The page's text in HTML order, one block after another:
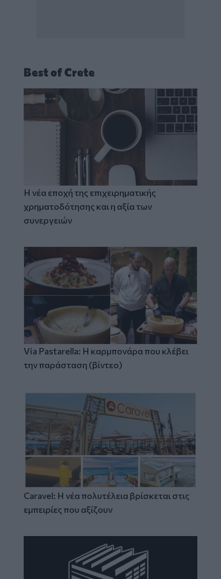
Best of Crete
Η νέα εποχή της επιχειρηματικής
χρηματοδότησης και η αξία των
συνεργειών
Via Pastarella: Η καρμπονάρα που κλέβει
την παράσταση (βίντεο)
Caravel: Η νέα πολυτέλεια βρίσκεται στις
εμπειρίες που αξίζουν